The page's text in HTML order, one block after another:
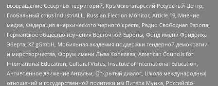
возвращение Северных территорий, Крымскотатарский Ресурсный Центр,
Глобальный союз IndustriALL, Russian Election Monitor, Article 19, Мнение
медиа, Федерация анархического черного креста, Радио Свободная Европа,
Германское общество изучения Восточной Европы, Фонд имени Фридриха
Эберта, XZ gGmbH, Мобильная академия поддержки гендерной демократии
и миротворчества, Форум имени Льва Копелева, American Councils for
International Education, Cultural Vistas, Institute of International Education,
Антивоенное движение Антальи, Открытый диалог, Школа международных
отношений и государственной политики им Питера Мунка, Российско-